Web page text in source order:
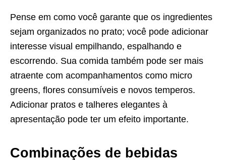
Pense em como você garante que os ingredientes
sejam organizados no prato; você pode adicionar
interesse visual empilhando, espalhando e
escorrendo. Sua comida também pode ser mais
atraente com acompanhamentos como micro
greens, flores consumíveis e novos temperos.
Adicionar pratos e talheres elegantes à
apresentação pode ter um efeito importante.
Combinações de bebidas